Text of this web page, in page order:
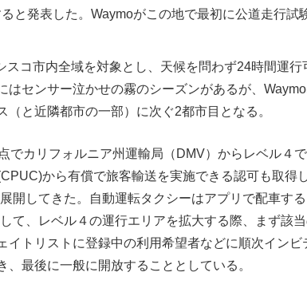
と発表した。Waymoがこの地で最初に公道走行
コ市内全域を対象とし、天候を問わず24時間運
はセンサー泣かせの霧のシーズンがあるが、
と近隣都市の一部）に次ぐ2都市目となる。
でカリフォルニア州運輸局（DMV）からレベル４
から有償で旅客輸送を実施できる認可も取得
開してきた。自動運転タクシーはアプリで配車す
て、レベル４の運行エリアを拡大する際、まず該
イトリストに登録中の利用希望者などに順次イン
最後に一般に開放することとしている。